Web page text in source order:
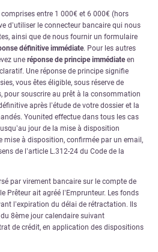
entre 1 000€ et 6 000€ (hors
d’utiliser le connecteur bancaire qui nous
ainsi que de nous fournir un formulaire
définitive immédiate. Pour les autres
une réponse de principe immédiateen
Une réponse de principe signifie
vous êtes éligible, sous réserve de
pour souscrire au prêt à la consommation
après l’étude de votre dossier et la
Younited effectue dans tous les cas
jour de la mise à disposition
mise à disposition, confirmée par un email,
de l’article L.312-24 du Code de la
par virement bancaire sur le compte de
Prêteur ait agréé l’Emprunteur. Les fonds
l’expiration du délai de rétractation. Ils
8ème jour calendaire suivant
de crédit, en application des dispositions